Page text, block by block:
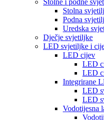
Stolne i podne
Stolna
Podna
Uredska
Dječje svjetiljke
LED svjetiljke i
LED cijev
LED
LED
Integrirane
LED
LED
Vodotijesna